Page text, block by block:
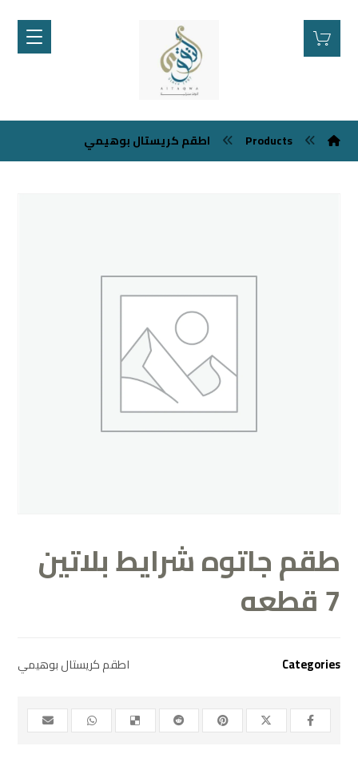
Products اطقم كريستال بوهيمي
طقم جاتوه شرايط بلاتين
7 قطعه
Categories اطقم كريستال بوهيمي